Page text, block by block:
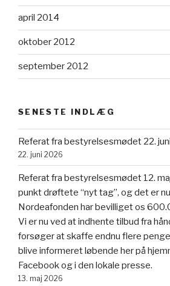
april 2014
oktober 2012
september 2012
SENESTE INDLÆG
Referat fra bestyrelsesmødet 22.
22. juni 2026
Referat fra bestyrelsesmødet 12.
punkt drøftete “nyt tag”, og det er
Nordeafonden har bevilliget os
Vi er nu ved at indhente tilbud fra
forsøger at skaffe endnu flere
blive informeret løbende her på
Facebook og i den lokale presse.
13. maj 2026